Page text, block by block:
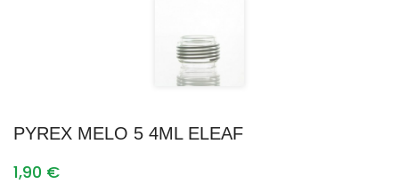
PYREX MELO 5 4ML ELEAF
1,90 €